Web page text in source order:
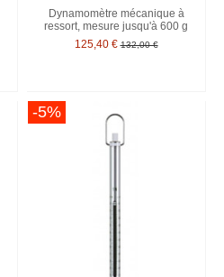
Dynamomètre mécanique à
ressort, mesure jusqu'à 600 g
125,40 € 132,00 €
-5%